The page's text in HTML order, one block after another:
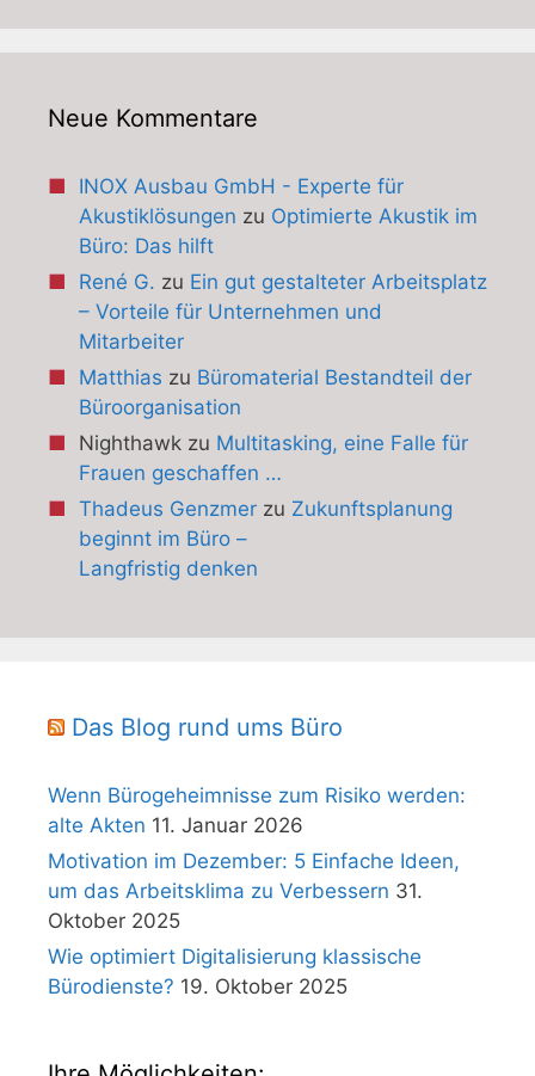
Neue Kommentare
INOX Ausbau GmbH - Experte für
Akustiklösungen zu Optimierte Akustik im
Büro: Das hilft
René G. zu Ein gut gestalteter Arbeitsplatz
– Vorteile für Unternehmen und
Mitarbeiter
Matthias zu Büromaterial Bestandteil der
Büroorganisation
Nighthawkzu Multitasking, eine Falle für
Frauen geschaffen …
Thadeus Genzmerzu Zukunftsplanung
beginnt im Büro –
Langfristig denken
Das Blog rund ums Büro
Wenn Bürogeheimnisse zum Risiko werden:
alte Akten 11. Januar 2026
Motivation im Dezember: 5 Einfache Ideen,
um das Arbeitsklima zu Verbessern 31.
Oktober 2025
Wie optimiert Digitalisierung klassische
Bürodienste? 19. Oktober 2025